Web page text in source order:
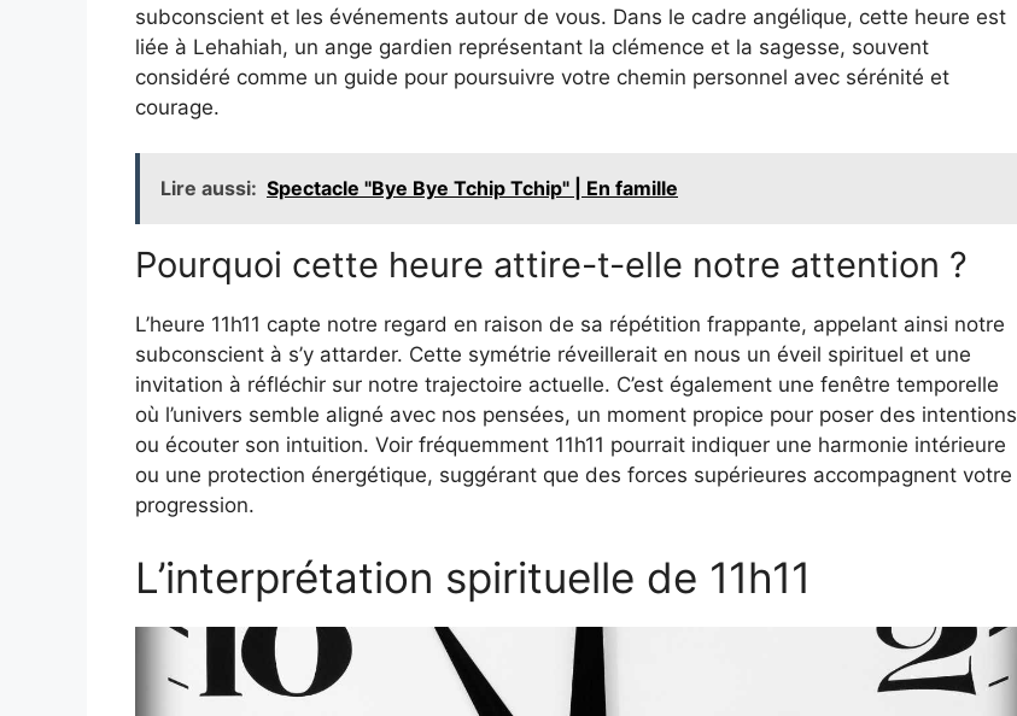
subconscient et les événements autour de vous. Dans le cadre angélique, cette heure est
liée à Lehahiah, un ange gardien représentant la clémence et la sagesse, souvent
considéré comme un guide pour poursuivre votre chemin personnel avec sérénité et
courage.
Lire aussi: Spectacle "Bye Bye Tchip Tchip" | En famille
Pourquoi cette heure attire-t-elle notre attention ?
L’heure 11h11 capte notre regard en raison de sa répétition frappante, appelant ainsi notre
subconscient à s’y attarder. Cette symétrie réveillerait en nous un éveil spirituel et une
invitation à réfléchir sur notre trajectoire actuelle. C’est également une fenêtre temporelle
où l’univers semble aligné avec nos pensées, un moment propice pour poser des intentions
ou écouter son intuition. Voir fréquemment 11h11 pourrait indiquer une harmonie intérieure
ou une protection énergétique, suggérant que des forces supérieures accompagnent votre
progression.
L’interprétation spirituelle de 11h11